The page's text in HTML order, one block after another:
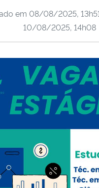
Tecnologia, Inovações e
Ambiente
Regional
da União
em 08/08/2025,
10/08/2025, 14h08